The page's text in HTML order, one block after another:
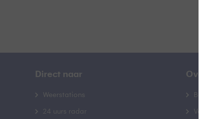
Direct naar
Weerstations
24 uurs radar
Over